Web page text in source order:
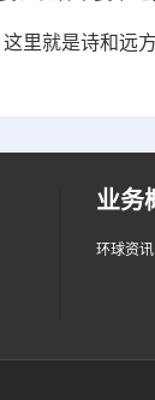
里就是诗和远
业务
环球资讯